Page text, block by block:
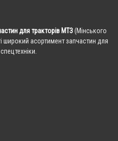
для тракторів МТЗ(Мінського
широкий асортимент запчастин для